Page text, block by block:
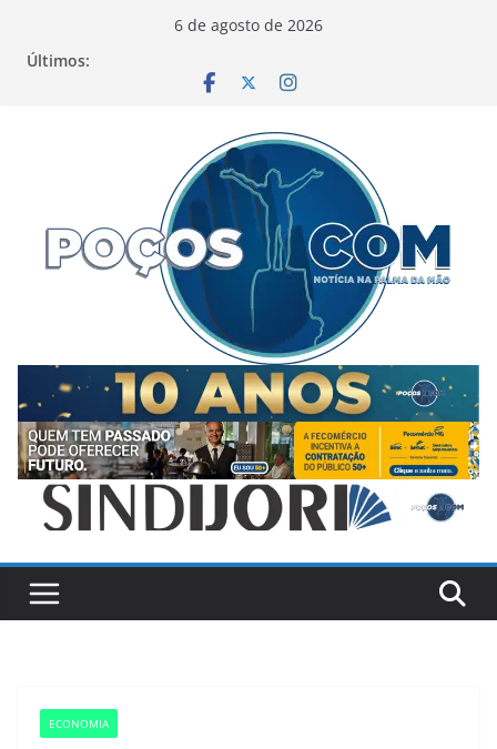
6 de agosto de 2026
Últimos:
ECONOMIA